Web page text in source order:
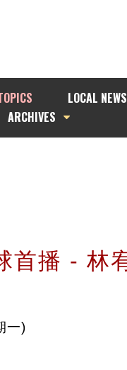
LOCAL NEWS
ARCHIVES
首播 - 林
一)